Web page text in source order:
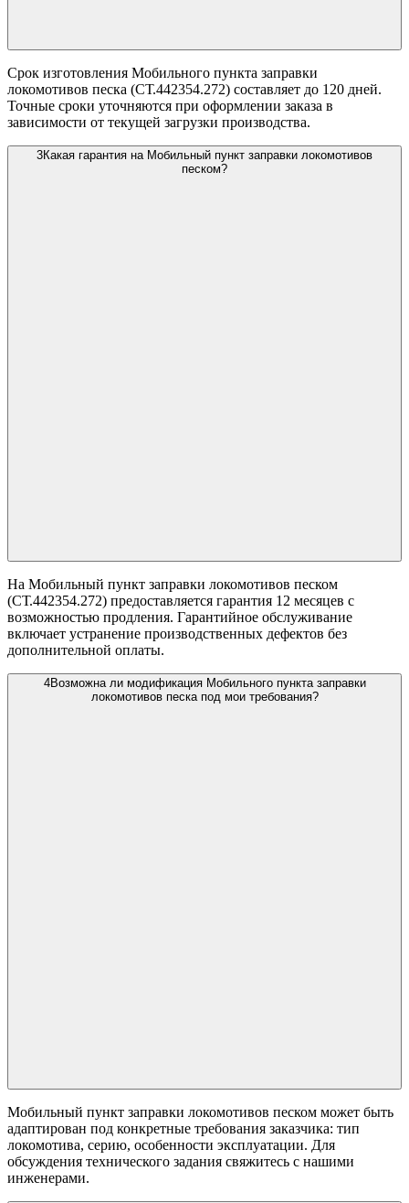
Срок изготовления Мобильного пункта заправки
локомотивов песка (СТ.442354.272) составляет до 120 дней.
Точные сроки уточняются при оформлении заказа в
зависимости от текущей загрузки производства.
3Какая гарантия на Мобильный пункт заправки локомотивов
песком?
На Мобильный пункт заправки локомотивов песком
(СТ.442354.272) предоставляется гарантия 12 месяцев с
возможностью продления. Гарантийное обслуживание
включает устранение производственных дефектов без
дополнительной оплаты.
4Возможна ли модификация Мобильного пункта заправки
локомотивов песка под мои требования?
Мобильный пункт заправки локомотивов песком может быть
адаптирован под конкретные требования заказчика: тип
локомотива, серию, особенности эксплуатации. Для
обсуждения технического задания свяжитесь с нашими
инженерами.